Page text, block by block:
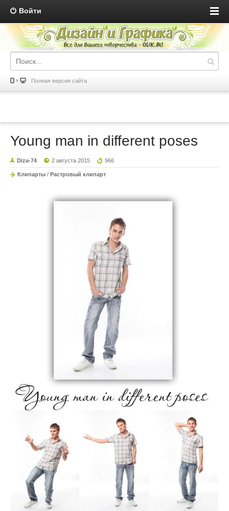
Войти
Полная версия сайта
Young man in different poses
Diza-74 2 августа 2015 966
Клипарты / Растровый клипарт